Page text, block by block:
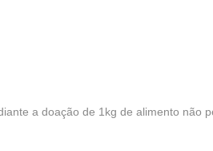
a doação de 1kg de alimento não